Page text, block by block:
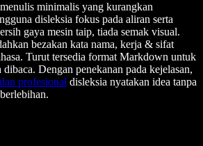
minimalis yang kurangkan
disleksia fokus pada aliran serta
gaya mesin taip, tiada semak visual.
bezakan kata nama, kerja & sifat
Turut tersedia format Markdown untuk
Dengan penekanan pada kejelasan,
dan profesional disleksia nyatakan idea tanpa